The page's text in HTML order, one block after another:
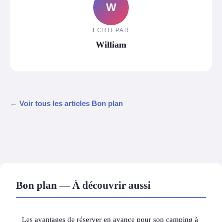
W
ECRIT PAR
William
← Voir tous les articles Bon plan
Bon plan — À découvrir aussi
Les avantages de réserver en avance pour son camping à